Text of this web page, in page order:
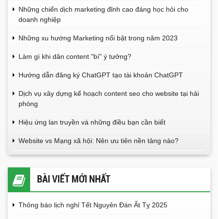
Những chiến dịch marketing đỉnh cao đáng học hỏi cho
doanh nghiệp
Những xu hướng Marketing nổi bật trong năm 2023
Làm gì khi dân content "bí" ý tưởng?
Hướng dẫn đăng ký ChatGPT tạo tài khoản ChatGPT
Dịch vụ xây dựng kế hoạch content seo cho website tại hải
phòng
Hiệu ứng lan truyền và những điều bạn cần biết
Website vs Mạng xã hội: Nên ưu tiên nền tảng nào?
BÀI VIẾT MỚI NHẤT
Thông báo lịch nghỉ Tết Nguyên Đán Ất Tỵ 2025